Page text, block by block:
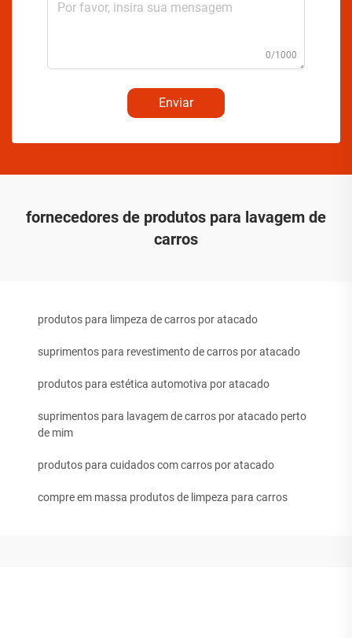
0/1000
Enviar
fornecedores de produtos para lavagem de
carros
produtos para limpeza de carros por atacado
suprimentos para revestimento de carros por atacado
produtos para estética automotiva por atacado
suprimentos para lavagem de carros por atacado perto
de mim
produtos para cuidados com carros por atacado
compre em massa produtos de limpeza para carros